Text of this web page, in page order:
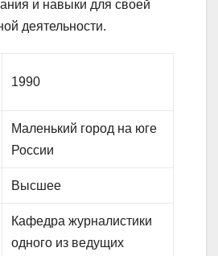
и навыки для своей
деятельности.
1990
Маленький город на юге
России
Высшее
Кафедра журналистики
одного из ведущих